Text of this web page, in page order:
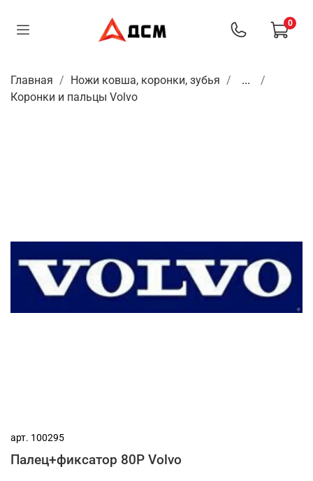
0
Главная Ножи ковша, коронки, зубья
...
Коронки и пальцы Volvo
арт. 100295
Палец+фиксатор 80P Volvo